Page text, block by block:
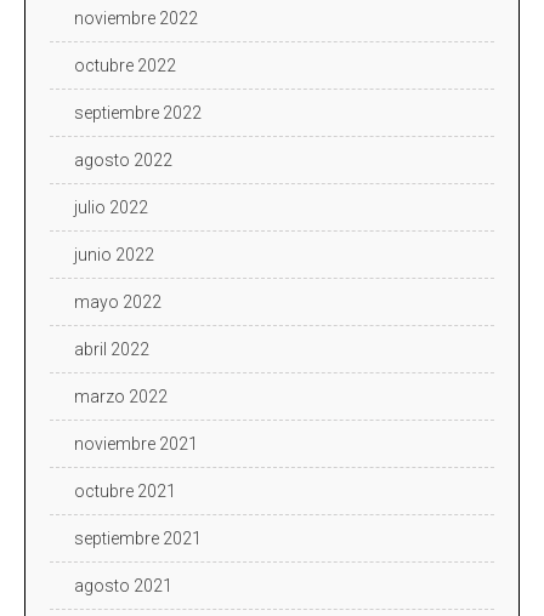
noviembre 2022
octubre 2022
septiembre 2022
agosto 2022
julio 2022
junio 2022
mayo 2022
abril 2022
marzo 2022
noviembre 2021
octubre 2021
septiembre 2021
agosto 2021